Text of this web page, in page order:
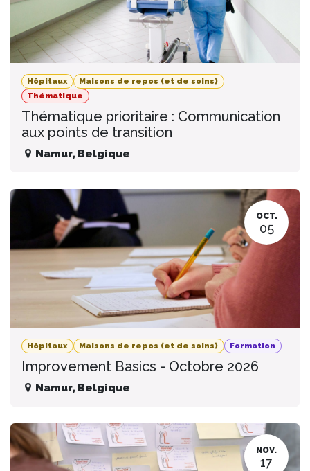
Hôpitaux
Maisons de repos (et de soins)
Thématique
Thématique prioritaire : Communication
aux points de transition
Namur, Belgique
OCT.
05
Hôpitaux Maisons de repos (et de soins) Formation
Improvement Basics - Octobre 2026
Namur, Belgique
NOV.
17